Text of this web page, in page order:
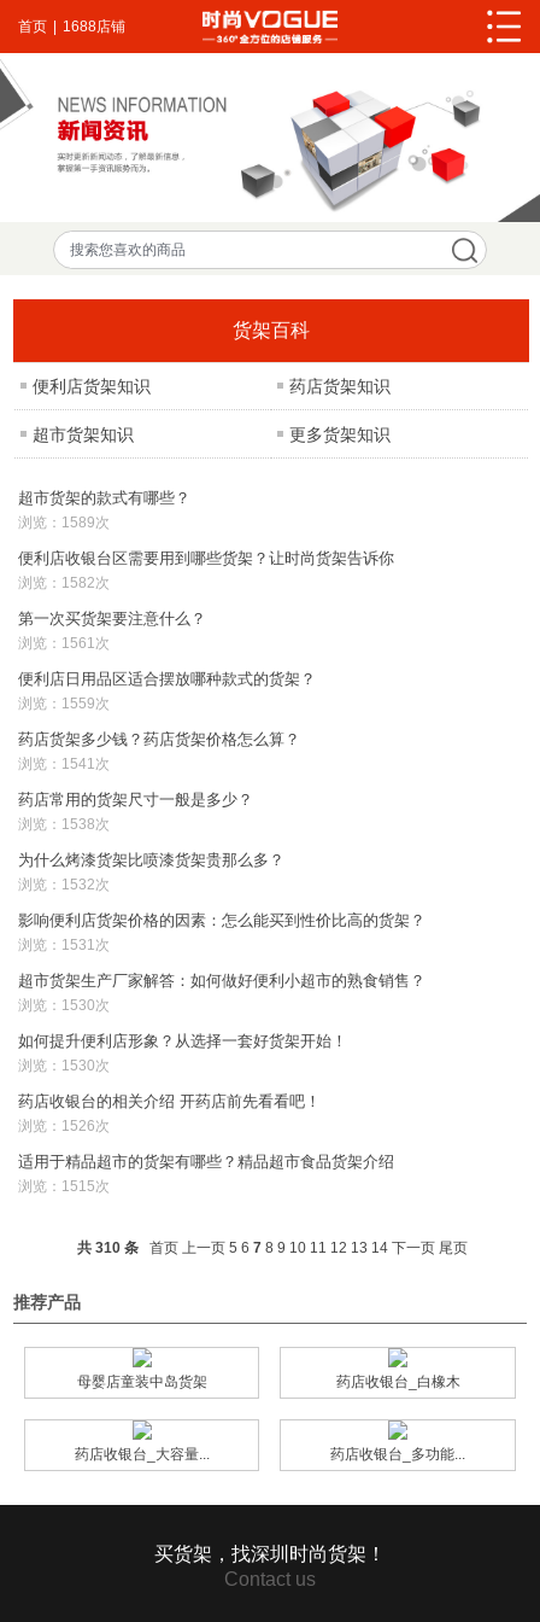
首页 1688店铺
货架百科
便利店货架知识 药店货架知识
超市货架知识 更多货架知识
超市货架的款式有哪些？
浏览：1589次
便利店收银台区需要用到哪些货架？让时尚货架告诉你
浏览：1582次
第一次买货架要注意什么？
浏览：1561次
便利店日用品区适合摆放哪种款式的货架？
浏览：1559次
药店货架多少钱？药店货架价格怎么算？
浏览：1541次
药店常用的货架尺寸一般是多少？
浏览：1538次
为什么烤漆货架比喷漆货架贵那么多？
浏览：1532次
影响便利店货架价格的因素：怎么能买到性价比高的货架？
浏览：1531次
超市货架生产厂家解答：如何做好便利小超市的熟食销售？
浏览：1530次
如何提升便利店形象？从选择一套好货架开始！
浏览：1530次
药店收银台的相关介绍 开药店前先看看吧！
浏览：1526次
适用于精品超市的货架有哪些？精品超市食品货架介绍
浏览：1515次
共 310 条 首页 上一页 5 6 7 8 9 10 11 12 13 14 下一页 尾页
推荐产品
母婴店童装中岛货架 药店收银台_白橡木
药店收银台_大容量... 药店收银台_多功能...
买货架，找深圳时尚货架！
Contact us